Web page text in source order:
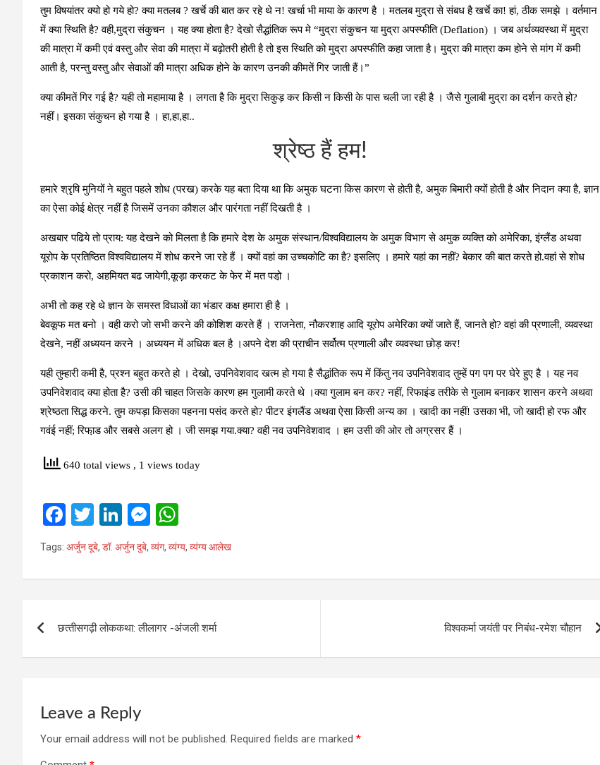
तुम विषयांतर क्यो हो गये हो? क्या मतलब ? खर्चे की बात कर रहे थे न! खर्चा भी माया के कारण है । मतलब मुद्रा से संबध है खर्चे का! हां, ठीक समझे । वर्तमान
में क्या स्थिति है? वही,मुद्रा संकुचन । यह क्या होता है? देखो सैद्धांतिक रूप मे “मुद्रा संकुचन या मुद्रा अपस्फीति (Deflation) । जब अर्थव्यवस्था में मुद्रा
की मात्रा में कमी एवं वस्तु और सेवा की मात्रा में बढ़ोतरी होती है तो इस स्थिति को मुद्रा अपस्फीति कहा जाता है। मुद्रा की मात्रा कम होने से मांग में कमी
आती है, परन्तु वस्तु और सेवाओं की मात्रा अधिक होने के कारण उनकी कीमतें गिर जाती हैं।”
क्या कीमतें गिर गई है? यही तो महामाया है । लगता है कि मुद्रा सिकुड़ कर किसी न किसी के पास चली जा रही है । जैसे गुलाबी मुद्रा का दर्शन करते हो?
नहींं। इसका संकुचन हो गया है । हा,हा,हा..
श्रेष्ठ हैं हम!
हमारे श्रृषि मुनियों ने बहुत पहले शोध (परख) करके यह बता दिया था कि अमुक घटना किस कारण से होती है, अमुक बिमारी क्यों होती है और निदान क्या है, ज्ञान
का ऐसा कोई क्षेत्र नहीं है जिसमें उनका कौशल और पारंगता नहीं दिखती है ।
अखबार पढिये तो प्राय: यह देखने को मिलता है कि हमारे देश के अमुक संस्थान/विश्वविद्यालय के अमुक विभाग से अमुक व्यक्ति को अमेरिका, इंग्लैंड अथवा
यूरोप के प्रतिष्ठित विश्वविद्यालय में शोध करने जा रहे हैं । क्यों वहां का उच्चकोटि का है? इसलिए । हमारे यहां का नहीं? बेकार की बात करते हो.वहां से शोध
प्रकाशन करो, अहमियत बढ जायेगी,कूड़ा करकट के फेर में मत पडो़ ।
अभी तो कह रहे थे ज्ञान के समस्त विधाओं का भंडार कक्ष हमारा ही है ।
बेवकूफ मत बनो । वही करो जो सभी करने की कोशिश करते हैं । राजनेता, नौकरशाह आदि यूरोप अमेरिका क्यों जाते हैं, जानते हो? वहां की प्रणाली, व्यवस्था
देखने, नहीं अध्ययन करने । अध्ययन में अधिक बल है ।अपने देश की प्राचीन सर्वोत्म प्रणाली और व्यवस्था छोड़ कर!
यही तुम्हारी कमी है, प्रश्न बहुत करते हो । देखो, उपनिवेशवाद खत्म हो गया है सैद्धांतिक रूप में किंतु नव उपनिवेशवाद तुम्हें पग पग पर घेरे हुए है । यह नव
उपनिवेशवाद क्या होता है? उसी की चाहत जिसके कारण हम गुलामी करते थे ।क्या गुलाम बन कर? नहीं, रिफाइंड तरीके से गुलाम बनाकर शासन करने अथवा
श्रेष्ठता सिद्ध करने. तुम कपड़ा किसका पहनना पसंद करते हो? पीटर इंगलैंड अथवा ऐसा किसी अन्य का । खादी का नहीं! उसका भी, जो खादी हो रफ और
गवंई नहीं; रिफा़ड और सबसे अलग हो । जी समझ गया.क्या? वही नव उपनिवेशवाद । हम उसी की ओर तो अग्रसर हैं ।
640 total views , 1 views today
F
a
ce
b
o
k
T
wi
tt
er
Li
n
ke
dI
M
es
se
n
er
h
at
s
p
p
Tags: अर्जुन दूबे, डॉ. अर्जुन दुबे, व्‍यंग, व्‍यंग्‍य, व्‍यंग्‍य आलेख
छत्‍तीसगढ़ी लोककथा: लीलागर -अंजली शर्मा विश्वकर्मा जयंती पर निबंध-रमेश चौहान
Leave a Reply
Your email address will not be published. Required fields are marked *